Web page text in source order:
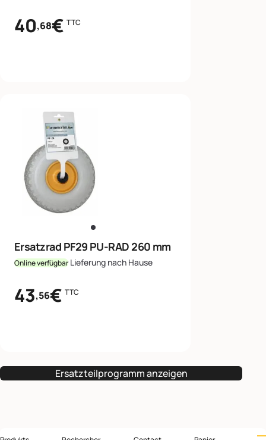
40,68€ TTC
Ersatzrad PF29 PU-RAD 260 mm
Online verfügbar Lieferung nach Hause
43,56€ TTC
Ersatzteilprogramm anzeigen